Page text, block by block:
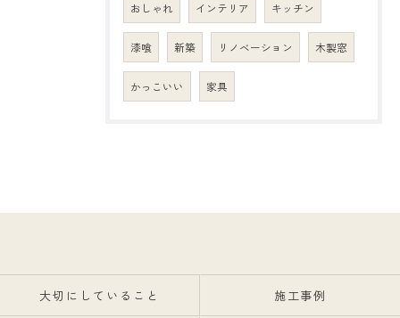
おしゃれ インテリア キッチン
漆喰 新築 リノベーション 木製窓
かっこいい 家具
大切にしていること 施工事例